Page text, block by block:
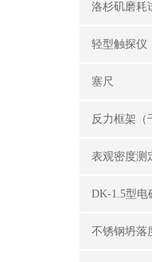
洛杉矶磨耗
轻型触探仪
塞尺
反力框架（
表观密度测
DK-1.5型电
不锈钢坍落